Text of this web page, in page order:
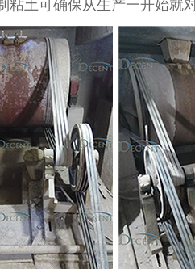
粘土可确保从生产一开始就